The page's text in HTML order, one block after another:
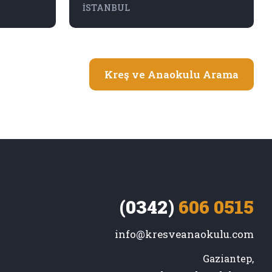
İSTANBUL
Kreş ve Anaokulu Arama
(0342) 606 0515
info@kresveanaokulu.com
Gaziantep,